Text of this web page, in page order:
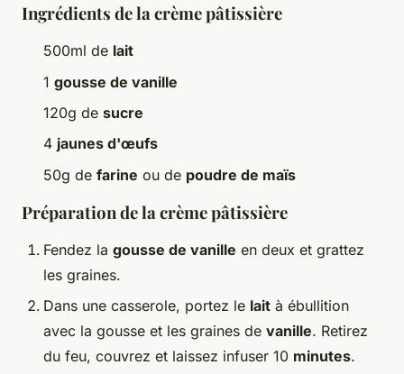
Ingrédients de la crème pâtissière
500ml de lait
1 gousse de vanille
120g de sucre
4 jaunes d'œufs
50g de farine ou de poudre de maïs
Préparation de la crème pâtissière
Fendez la gousse de vanille en deux et grattez
les graines.
Dans une casserole, portez le lait à ébullition
avec la gousse et les graines de vanille. Retirez
du feu, couvrez et laissez infuser 10 minutes.